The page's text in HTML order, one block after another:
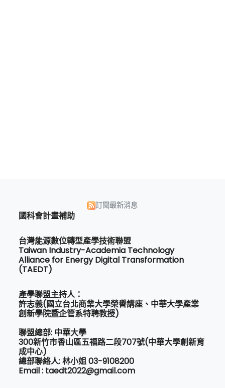
訂閱最新消息
國科會計畫補助
台灣能源數位轉型產學技術聯盟
Taiwan Industry-Academia Technology
Alliance for Energy Digital Transformation
(TAEDT)
產學聯盟主持人：
許志義(國立台北商業大學榮譽講座、中華大學產業
創新學院暨企管系特聘教授)
聯盟總部: 中華大學
300新竹市香山區五福路二段707號(中華大學創新育
成中心)
總部聯絡人: 林小姐 03-9108200
Email : taedt2022@gmail.com